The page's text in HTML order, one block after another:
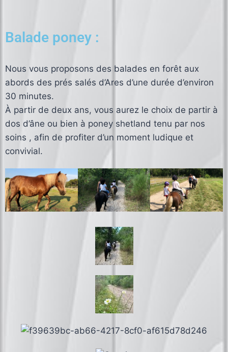
Balade poney :
Nous vous proposons des balades en forêt aux
abords des prés salés d’Ares d’une durée d’environ
30 minutes.
À partir de deux ans, vous aurez le choix de partir à
dos d’âne ou bien à poney shetland tenu par nos
soins , afin de profiter d’un moment ludique et
convivial.